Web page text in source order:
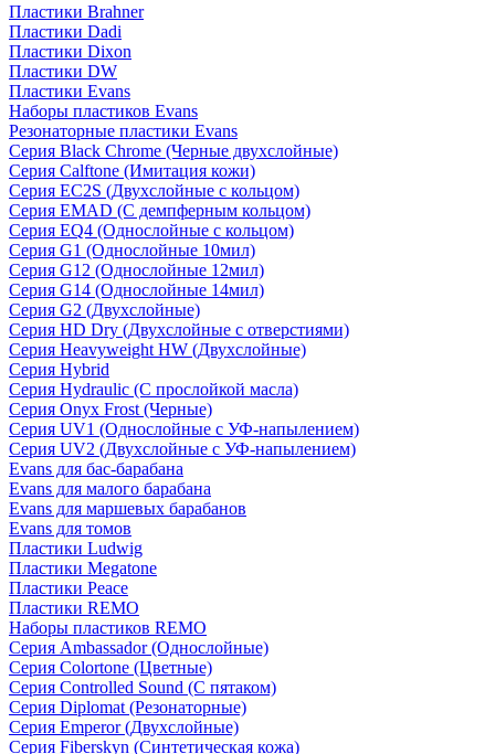
Пластики Brahner
Пластики Dadi
Пластики Dixon
Пластики DW
Пластики Evans
Наборы пластиков Evans
Резонаторные пластики Evans
Серия Black Chrome (Черные двухслойные)
Серия Calftone (Имитация кожи)
Серия EC2S (Двухслойные с кольцом)
Серия EMAD (С демпферным кольцом)
Серия EQ4 (Однослойные с кольцом)
Серия G1 (Однослойные 10мил)
Серия G12 (Однослойные 12мил)
Серия G14 (Однослойные 14мил)
Серия G2 (Двухслойные)
Серия HD Dry (Двухслойные с отверстиями)
Серия Heavyweight HW (Двухслойные)
Серия Hybrid
Серия Hydraulic (С прослойкой масла)
Серия Onyx Frost (Черные)
Серия UV1 (Однослойные с УФ-напылением)
Серия UV2 (Двухслойные с УФ-напылением)
Evans для бас-барабана
Evans для малого барабана
Evans для маршевых барабанов
Evans для томов
Пластики Ludwig
Пластики Megatone
Пластики Peace
Пластики REMO
Наборы пластиков REMO
Серия Ambassador (Однослойные)
Серия Colortone (Цветные)
Серия Controlled Sound (С пятаком)
Серия Diplomat (Резонаторные)
Серия Emperor (Двухслойные)
Серия Fiberskyn (Синтетическая кожа)